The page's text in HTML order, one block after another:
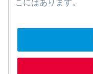
こにはあります。